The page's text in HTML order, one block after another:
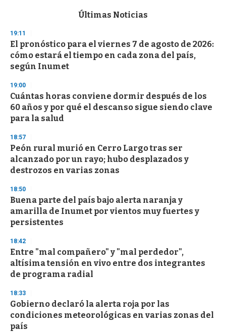
d
s
o
f
3
s
e
c
o
n
d
Últimas Noticias
19:11
El pronóstico para el viernes 7 de agosto de 2026:
cómo estará el tiempo en cada zona del país,
según Inumet
19:00
Cuántas horas conviene dormir después de los
60 años y por qué el descanso sigue siendo clave
para la salud
18:57
Peón rural murió en Cerro Largo tras ser
alcanzado por un rayo; hubo desplazados y
destrozos en varias zonas
18:50
Buena parte del país bajo alerta naranja y
amarilla de Inumet por vientos muy fuertes y
persistentes
18:42
Entre "mal compañero" y "mal perdedor",
altísima tensión en vivo entre dos integrantes
de programa radial
18:33
Gobierno declaró la alerta roja por las
condiciones meteorológicas en varias zonas del
país